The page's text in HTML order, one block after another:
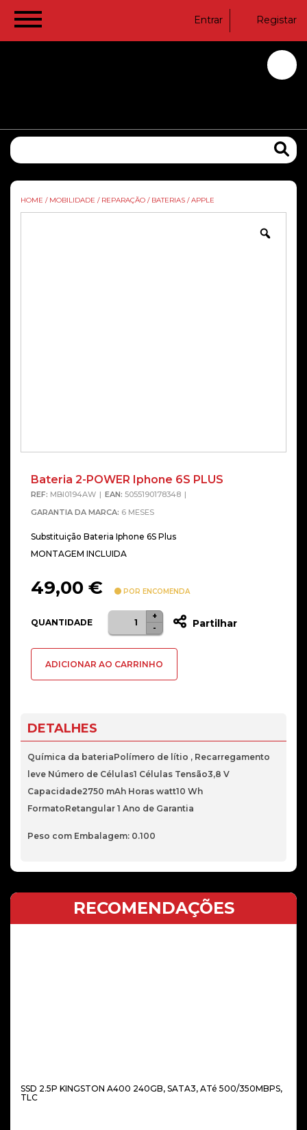
Entrar Registar
HOME / MOBILIDADE / REPARAÇÃO / BATERIAS / APPLE
Bateria 2-POWER Iphone 6S PLUS
REF: MBI0194AW EAN: 5055190178348
GARANTIA DA MARCA: 6 MESES
Substituição Bateria Iphone 6S Plus
MONTAGEM INCLUIDA
49,00 € POR ENCOMENDA
QUANTIDADE
Quantidade
de
2-
PLUS
-
+
Partilhar
ADICIONAR AO CARRINHO
DETALHES
Química da bateriaPolímero de lítio , Recarregamento
leve Número de Células1 Células Tensão3,8 V
Capacidade2750 mAh Horas watt10 Wh
FormatoRetangular 1 Ano de Garantia
Peso com Embalagem: 0.100
RECOMENDAÇÕES
SSD 2.5P KINGSTON A400 240GB, SATA3, ATé 500/350MBPS,
TLC